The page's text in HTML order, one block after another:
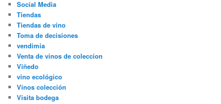
Social Media
Tiendas
Tiendas de vino
Toma de decisiones
vendimia
Venta de vinos de coleccion
Viñedo
vino ecológico
Vinos colección
Visita bodega